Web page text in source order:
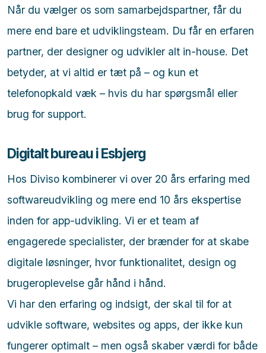
Når du vælger os som samarbejdspartner, får du
mere end bare et udviklingsteam. Du får en erfaren
partner, der designer og udvikler alt in-house. Det
betyder, at vi altid er tæt på – og kun et
telefonopkald væk – hvis du har spørgsmål eller
brug for support.
Digitalt bureau i Esbjerg
Hos Diviso kombinerer vi over 20 års erfaring med
softwareudvikling og mere end 10 års ekspertise
inden for app-udvikling. Vi er et team af
engagerede specialister, der brænder for at skabe
digitale løsninger, hvor funktionalitet, design og
brugeroplevelse går hånd i hånd.
Vi har den erfaring og indsigt, der skal til for at
udvikle software, websites og apps, der ikke kun
fungerer optimalt – men også skaber værdi for både